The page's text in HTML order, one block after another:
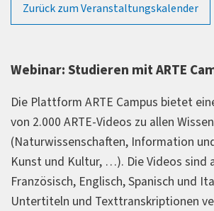
Zurück zum Veranstaltungskalender
Webinar: Studieren mit ARTE
Die Plattform ARTE Campus bietet
von 2.000 ARTE-Videos zu allen
(Naturwissenschaften, Information
Kunst und Kultur, …). Die Videos sind
Französisch, Englisch, Spanisch und
Untertiteln und Texttranskriptionen